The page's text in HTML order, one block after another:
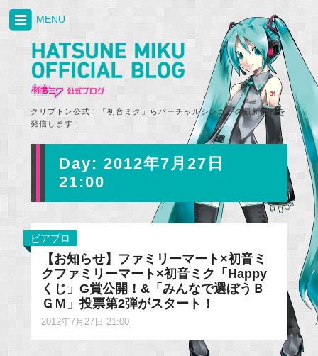
クリプトン公式！「初音ミク」らバーチャルシンガーの最新情報を
発信します！
MENU
Day: 2012年7月27日
21:00
ピアプロ
【お知らせ】ファミリーマート×初音ミ
クファミリーマート×初音ミク「Happy
くじ」G賞公開！&「みんなで選ぼうＢ
ＧＭ」投票第2弾がスタート！
2012年7月27日 21:00